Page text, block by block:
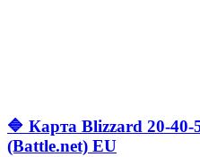
🔷 Карта Blizzard 20-
(Battle.net) EU